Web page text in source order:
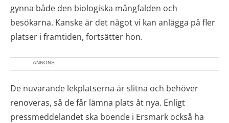
gynna både den biologiska mångfalden och
besökarna. Kanske är det något vi kan anlägga på fler
platser i framtiden, fortsätter hon.
ANNONS
De nuvarande lekplatserna är slitna och behöver
renoveras, så de får lämna plats åt nya. Enligt
pressmeddelandet ska boende i Ersmark också ha